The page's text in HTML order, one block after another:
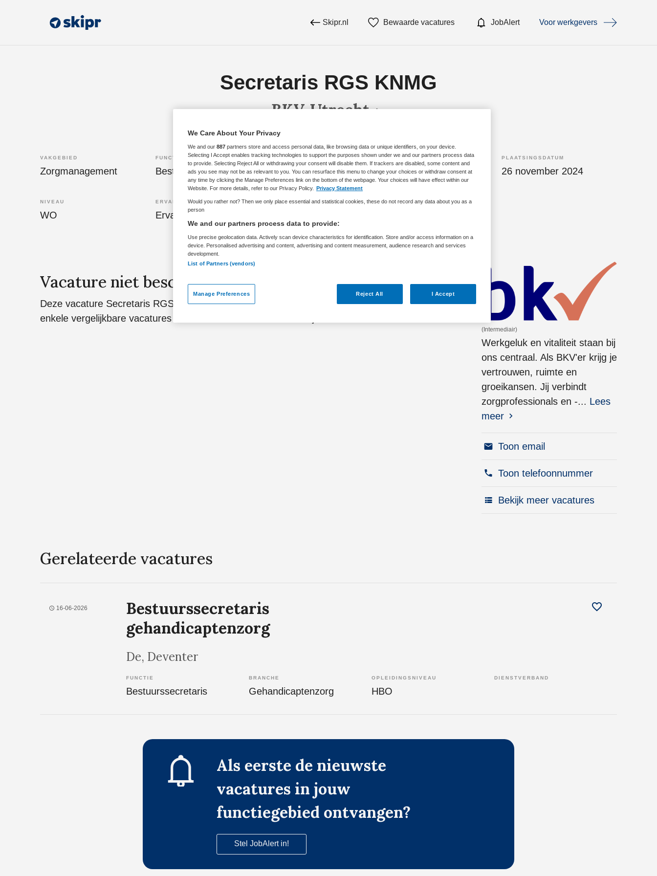
Skipr.nl Bewaarde vacatures JobAlert Voor werkgevers
Secretaris RGS KNMG
BKV, Utrecht
VAKGEBIED
Zorgmanagement
FUNCTIE
Bestuurssecretaris
BRANCHE
Overige
AANSTELLING
Vaste aanstelling
PLAATSINGSDATUM
26 november 2024
NIVEAU
WO
ERVARING
Ervaren
DIENSTVERBAND
Vacature niet beschikbaar
Deze vacature Secretaris RGS KNMG bij BKV is niet meer actueel. Hieronder staan
enkele vergelijkbare vacatures die voor u wellicht interessant zijn.
(Intermediair)
Werkgeluk en vitaliteit staan bij
ons centraal. Als BKV'er krijg je
vertrouwen, ruimte en
groeikansen. Jij verbindt
zorgprofessionals en -... Lees
meer
Toon email
Toon telefoonnummer
Bekijk meer vacatures
Gerelateerde vacatures
16-06-2026
Bestuurssecretaris
gehandicaptenzorg
De, Deventer
FUNCTIE
Bestuurssecretaris
BRANCHE
Gehandicaptenzorg
OPLEIDINGSNIVEAU
HBO
DIENSTVERBAND
Als eerste de nieuwste
vacatures in jouw
functiegebied ontvangen?
Stel JobAlert in!
We Care About Your Privacy
We and our 887 partners store and access personal data, like browsing data or unique identifiers, on your device.
Selecting I Accept enables tracking technologies to support the purposes shown under we and our partners process data
to provide. Selecting Reject All or withdrawing your consent will disable them. If trackers are disabled, some content and
ads you see may not be as relevant to you. You can resurface this menu to change your choices or withdraw consent at
any time by clicking the Manage Preferences link on the bottom of the webpage. Your choices will have effect within our
Website. For more details, refer to our Privacy Policy. Privacy Statement
Would you rather not? Then we only place essential and statistical cookies, these do not record any data about you as a
person
We and our partners process data to provide:
Use precise geolocation data. Actively scan device characteristics for identification. Store and/or access information on a
device. Personalised advertising and content, advertising and content measurement, audience research and services
development.
List of Partners (vendors)
Manage Preferences Reject All I Accept